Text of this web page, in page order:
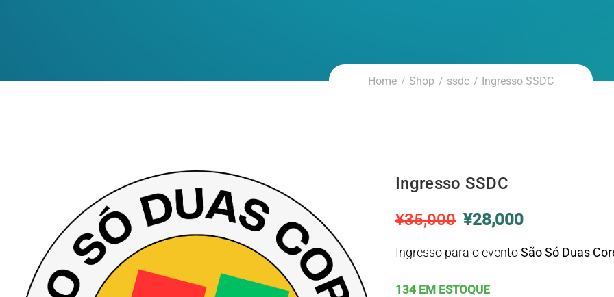
Home Shop ssdc Ingresso SSDC
Ingresso SSDC
¥35,000 ¥28,000
Ingresso para o eventoSão Só Duas
134 EM ESTOQUE